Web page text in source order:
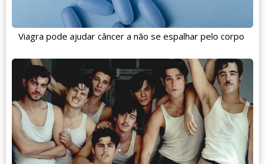
Viagra pode ajudar câncer a não se espalhar pelo corpo